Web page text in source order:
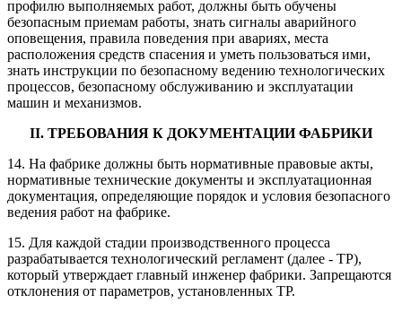
профилю выполняемых работ, должны быть обучены
безопасным приемам работы, знать сигналы аварийного
оповещения, правила поведения при авариях, места
расположения средств спасения и уметь пользоваться ими,
знать инструкции по безопасному ведению технологических
процессов, безопасному обслуживанию и эксплуатации
машин и механизмов.
II. ТРЕБОВАНИЯ К ДОКУМЕНТАЦИИ ФАБРИКИ
14. На фабрике должны быть нормативные правовые акты,
нормативные технические документы и эксплуатационная
документация, определяющие порядок и условия безопасного
ведения работ на фабрике.
15. Для каждой стадии производственного процесса
разрабатывается технологический регламент (далее - ТР),
который утверждает главный инженер фабрики. Запрещаются
отклонения от параметров, установленных ТР.